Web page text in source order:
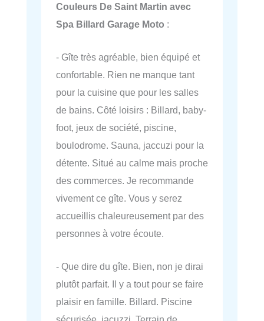
Couleurs De Saint Martin avec
Spa Billard Garage Moto :
- Gîte très agréable, bien équipé et
confortable. Rien ne manque tant
pour la cuisine que pour les salles
de bains. Côté loisirs : Billard, baby-
foot, jeux de société, piscine,
boulodrome. Sauna, jaccuzi pour la
détente. Situé au calme mais proche
des commerces. Je recommande
vivement ce gîte. Vous y serez
accueillis chaleureusement par des
personnes à votre écoute.
- Que dire du gîte. Bien, non je dirai
plutôt parfait. Il y a tout pour se faire
plaisir en famille. Billard. Piscine